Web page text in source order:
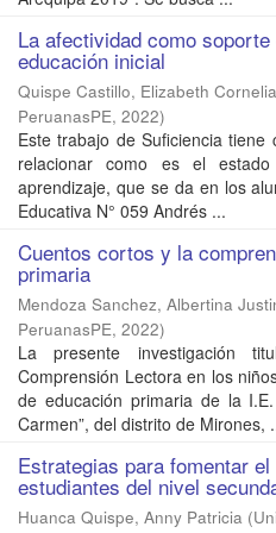
La afectividad como
educación inicial
Quispe Castillo, Elizabeth Cornelia
PeruanasPE, 2022)
Este trabajo de Suficiencia
relacionar como es el
aprendizaje, que se da en los
Educativa N° 059 Andrés ...
Cuentos cortos y la
primaria
Mendoza Sanchez, Albertina
PeruanasPE, 2022)
La presente investigación
Comprensión Lectora en los
de educación primaria de la
Carmen”, del distrito de Mirones,
Estrategias para fomentar
estudiantes del nivel
Huanca Quispe, Anny Patricia (